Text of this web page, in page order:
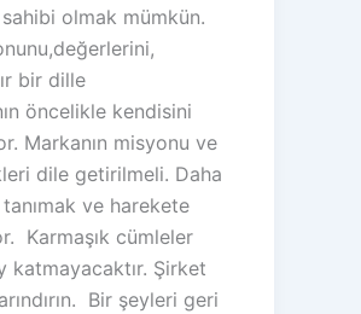
olmak mümkün.
bir dille
öncelikle kendisini
Markanın misyonu ve
dile getirilmeli. Daha
ve harekete
Karmaşık cümleler
katmayacaktır. Şirket
Bir şeyleri geri